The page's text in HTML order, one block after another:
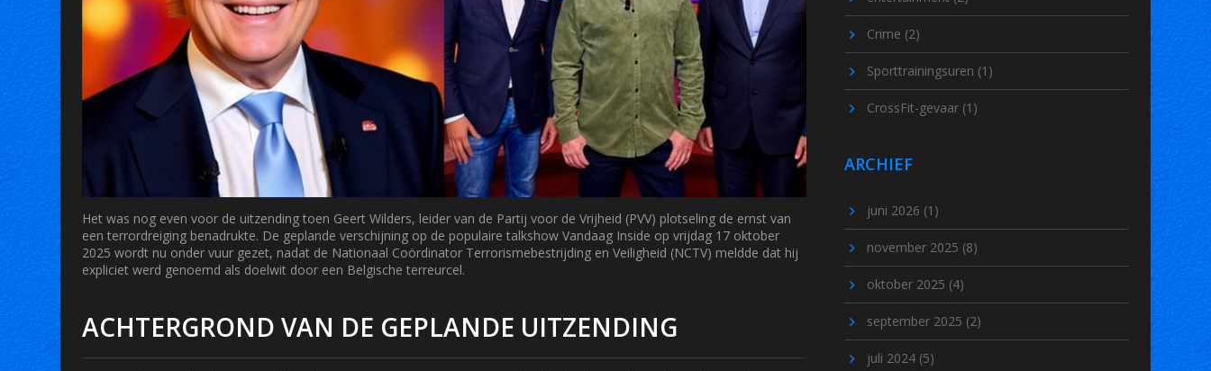
Het was nog even voor de uitzending toen Geert Wilders, leider van de Partij voor de Vrijheid (PVV) plotseling de ernst van
een terrordreiging benadrukte. De geplande verschijning op de populaire talkshowVandaag Inside op vrijdag 17 oktober
2025 wordt nu onder vuur gezet, nadat de Nationaal Coördinator Terrorismebestrijding en Veiligheid (NCTV) meldde dat hij
expliciet werd genoemd als doelwit door een Belgische terreurcel.
ACHTERGROND VAN DE GEPLANDE UITZENDING
Crime (2)
Sporttrainingsuren (1)
CrossFit-gevaar (1)
ARCHIEF
juni 2026 (1)
november 2025 (8)
oktober 2025 (4)
september 2025 (2)
juli 2024 (5)